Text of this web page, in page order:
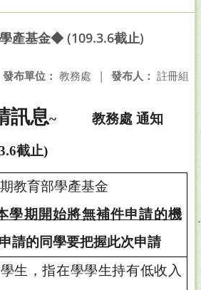
產基金◆ (109.3.6截止)
發布人： 註冊組
發布單位： 教務處 |
訊息~ 教務處 通知
截止)
教育部學產基金
學期開始將無補件申請的機
請的同學要把握此次申請
生，指在學學生持有低收入